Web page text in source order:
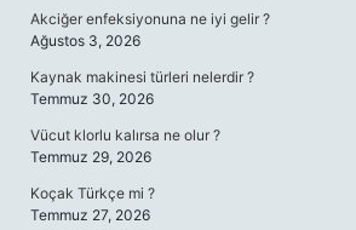
Akciğer enfeksiyonuna ne iyi gelir ?
Ağustos 3, 2026
Kaynak makinesi türleri nelerdir ?
Temmuz 30, 2026
Vücut klorlu kalırsa ne olur ?
Temmuz 29, 2026
Koçak Türkçe mi ?
Temmuz 27, 2026